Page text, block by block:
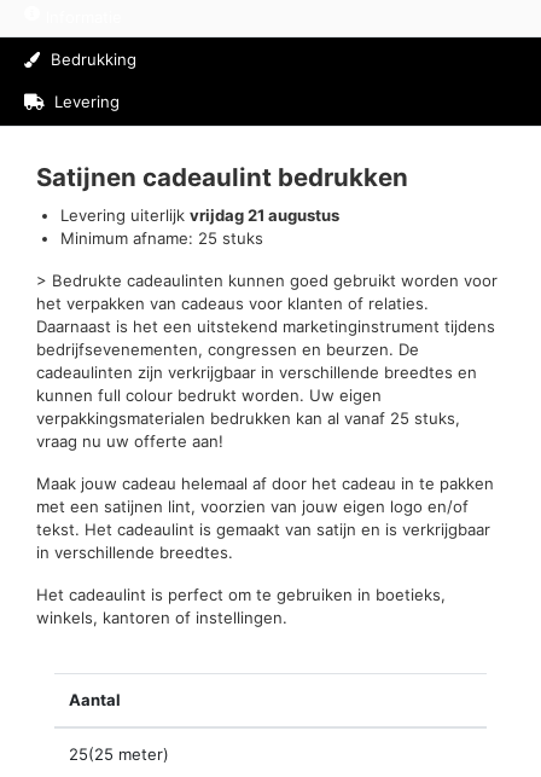
Bedrukking
Levering
Satijnen cadeaulint bedrukken
Levering uiterlijk vrijdag 21 augustus
Minimum afname: 25 stuks
> Bedrukte cadeaulinten kunnen goed gebruikt worden voor
het verpakken van cadeaus voor klanten of relaties.
Daarnaast is het een uitstekend marketinginstrument tijdens
bedrijfsevenementen, congressen en beurzen. De
cadeaulinten zijn verkrijgbaar in verschillende breedtes en
kunnen full colour bedrukt worden. Uw eigen
verpakkingsmaterialen bedrukken kan al vanaf 25 stuks,
vraag nu uw offerte aan!
Maak jouw cadeau helemaal af door het cadeau in te pakken
met een satijnen lint, voorzien van jouw eigen logo en/of
tekst. Het cadeaulint is gemaakt van satijn en is verkrijgbaar
in verschillende breedtes.
Het cadeaulint is perfect om te gebruiken in boetieks,
winkels, kantoren of instellingen.
Aantal
25(25 meter)